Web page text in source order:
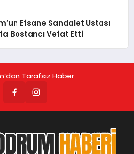
Efsane Sandalet Ustası
Bostancı Vefat Etti
Tarafsız Haber